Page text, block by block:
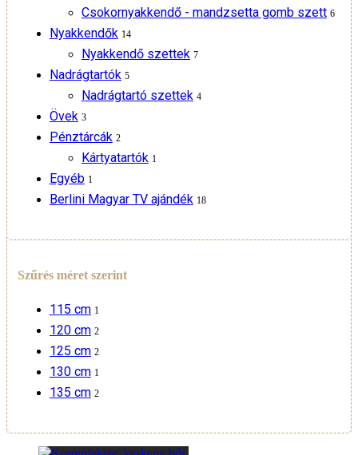
Csokornyakkendő - mandzsetta gomb szett 6
Nyakkendők 14
Nyakkendő szettek 7
Nadrágtartók 5
Nadrágtartó szettek 4
Övek 3
Pénztárcák 2
Kártyatartók 1
Egyéb 1
Berlini Magyar TV ajándék 18
Szűrés méret szerint
115 cm 1
120 cm 2
125 cm 2
130 cm 1
135 cm 2